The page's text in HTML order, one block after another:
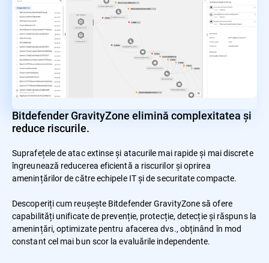
Bitdefender GravityZone elimină complexitatea și
reduce riscurile.
Suprafețele de atac extinse și atacurile mai rapide și mai discrete
îngreunează reducerea eficientă a riscurilor și oprirea
amenințărilor de către echipele IT și de securitate compacte.
Descoperiți cum reușește Bitdefender GravityZone să ofere
capabilități unificate de prevenție, protecție, detecție și răspuns la
amenințări, optimizate pentru afacerea dvs., obținând în mod
constant cel mai bun scor la evaluările independente.